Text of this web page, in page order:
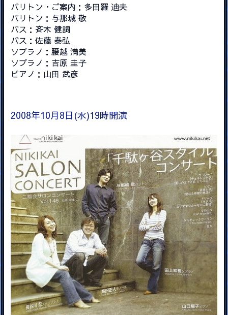
バリトン・ご案内：多田羅 迪夫
バリトン：与那城 敬
バス：斉木 健詞
バス：佐藤 泰弘
ソプラノ：腰越 満美
ソプラノ：吉原 圭子
ピアノ：山田 武彦
2008年10月8日(水)19時開演